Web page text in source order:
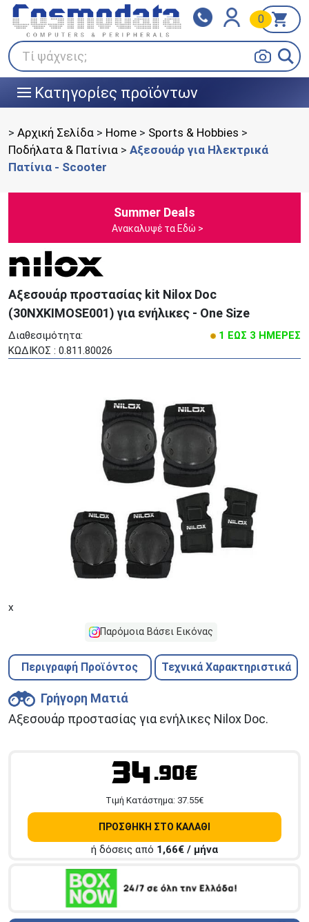
Τί ψάχνεις;
0
||| Κατηγορίες προϊόντων
Klarna
Πληρώστε σε 3
άτοκες δόσεις
BOX NOW
> Αρχική Σελίδα > Home > Sports & Hobbies >
Ποδήλατα & Πατίνια > Αξεσουάρ για Ηλεκτρικά
Πατίνια - Scooter
Summer Deals
Ανακαλυψέ τα Εδώ >
Αξεσουάρ προστασίας kit Nilox Doc
(30NXKIMOSE001) για ενήλικες - One Size
Διαθεσιμότητα:
1 ΕΩΣ 3 ΗΜΕΡΕΣ
ΚΩΔΙΚΟΣ : 0.811.80026
x
Παρόμοια Βάσει Εικόνας
Περιγραφή Προϊόντος Τεχνικά Χαρακτηριστικά
Γρήγορη Ματιά
Αξεσουάρ προστασίας για ενήλικες Nilox Doc.
34.90€
Tιμή Κατάστημα: 37.55€
ΠΡΟΣΘΗΚΗ ΣΤΟ ΚΑΛΑΘΙ
ή δόσεις από 1,66€ / μήνα